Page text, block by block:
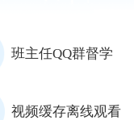
班主任QQ群督学
视频缓存离线观看